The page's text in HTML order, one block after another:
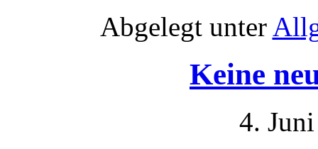
Abgelegt unter
Keine
4.